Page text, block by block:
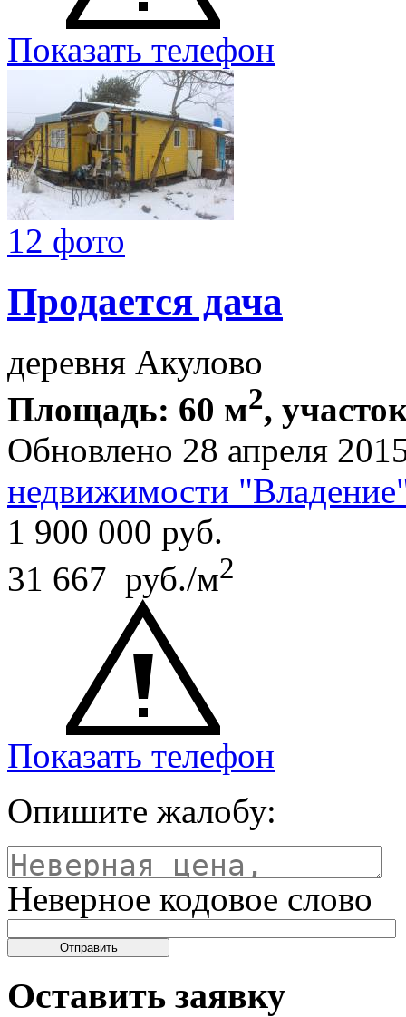
Показать телефон
12 фото
Продается дача
деревня Акулово
Площадь: 60 м2,
Обновлено 28 апреля
недвижимости
1 900 000 руб.
31 667 руб./м2
Показать телефон
Опишите жалобу:
Неверное кодовое слово
Оставить заявку